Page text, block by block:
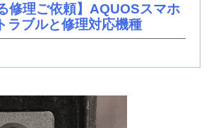
修理ご依頼】AQUOSスマホ
ラブルと修理対応機種